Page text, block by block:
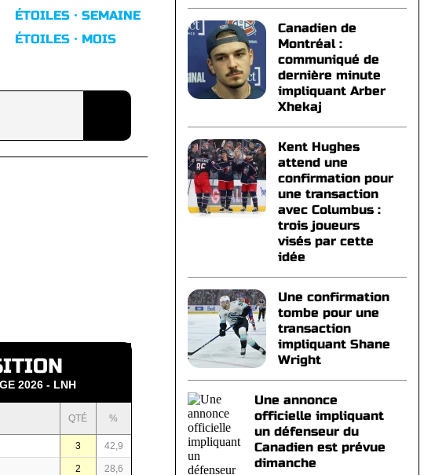
ÉTOILES · SEMAINE
ÉTOILES · MOIS
2026 - LNH
QTÉ %
3 42,9
2 28,6
Canadien de
Montréal :
communiqué de
dernière minute
impliquant Arber
Xhekaj
Kent Hughes
attend une
confirmation pour
une transaction
avec Columbus :
trois joueurs
visés par cette
idée
Une confirmation
tombe pour une
transaction
impliquant Shane
Wright
Une annonce
officielle impliquant
un défenseur du
Canadien est prévue
dimanche